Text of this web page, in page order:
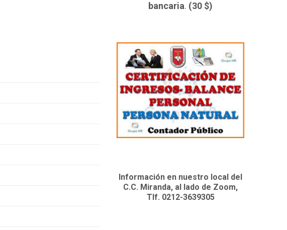
bancaria. (30 $)
Información en nuestro local del
C.C. Miranda, al lado de Zoom,
Tlf. 0212-3639305